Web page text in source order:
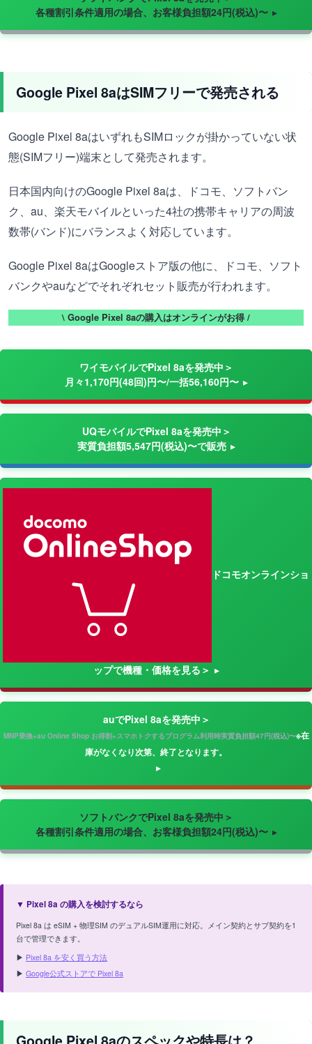
各種割引条件適用の場合、お客様負担額24円(税込)〜
Google Pixel 8aはSIMフリーで発売される
Google Pixel 8aはいずれもSIMロックが掛かっていない状
態(SIMフリー)端末として発売されます。
日本国内向けのGoogle Pixel 8aは、ドコモ、ソフトバン
ク、au、楽天モバイルといった4社の携帯キャリアの周波
数帯(バンド)にバランスよく対応しています。
Google Pixel 8aはGoogleストア版の他に、ドコモ、ソフト
バンクやauなどでそれぞれセット販売が行われます。
\ Google Pixel 8aの購入はオンラインがお得 /
ワイモバイルでPixel 8aを発売中＞
月々1,170円(48回)円〜/一括56,160円〜
UQモバイルでPixel 8aを発売中＞
実質負担額5,547円(税込)〜で販売
ドコモオンラインショ
ップで機種・価格を見る＞
auでPixel 8aを発売中＞
MNP乗換+au Online Shop お得割+スマホトクするプログラム利用時実質負担額47円(税込)〜※在
庫がなくなり次第、終了となります。
ソフトバンクでPixel 8aを発売中＞
各種割引条件適用の場合、お客様負担額24円(税込)〜
▼ Pixel 8a の購入を検討するなら
Pixel 8a は eSIM + 物理SIM のデュアルSIM運用に対応。メイン契約とサブ契約を1
台で管理できます。
▶ Pixel 8a を安く買う方法
▶ Google公式ストアで Pixel 8a